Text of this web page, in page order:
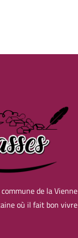
de la Vienne
où il fait bon vivre